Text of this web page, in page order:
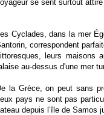
se sent surtout
Cyclades, dans la mer
correspondent
leurs maisons
au-dessus d'une mer
la Grèce, on peut sans
pays ne sont pas
depuis l’île de Samos